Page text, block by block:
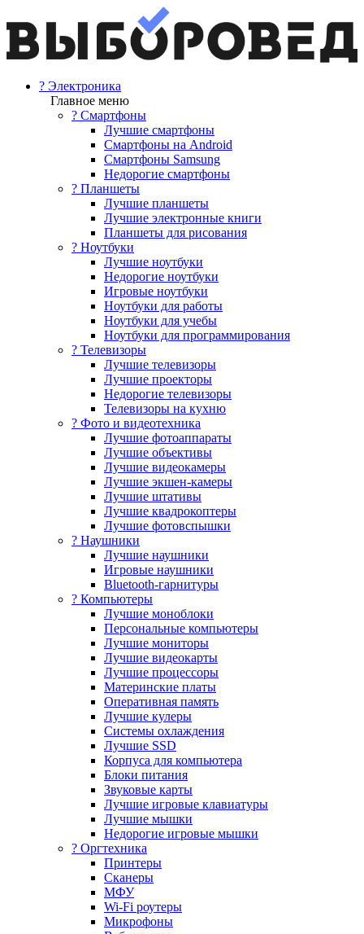
? Электроника
Главное меню
? Смартфоны
Лучшие смартфоны
Смартфоны на Android
Смартфоны Samsung
Недорогие смартфоны
? Планшеты
Лучшие планшеты
Лучшие электронные книги
Планшеты для рисования
? Ноутбуки
Лучшие ноутбуки
Недорогие ноутбуки
Игровые ноутбуки
Ноутбуки для работы
Ноутбуки для учебы
Ноутбуки для программирования
? Телевизоры
Лучшие телевизоры
Лучшие проекторы
Недорогие телевизоры
Телевизоры на кухню
? Фото и видеотехника
Лучшие фотоаппараты
Лучшие объективы
Лучшие видеокамеры
Лучшие экшен-камеры
Лучшие штативы
Лучшие квадрокоптеры
Лучшие фотовспышки
? Наушники
Лучшие наушники
Игровые наушники
Bluetooth-гарнитуры
?️ Компьютеры
Лучшие моноблоки
Персональные компьютеры
Лучшие мониторы
Лучшие видеокарты
Лучшие процессоры
Материнские платы
Оперативная память
Лучшие кулеры
Системы охлаждения
Лучшие SSD
Корпуса для компьютера
Блоки питания
Звуковые карты
Лучшие игровые клавиатуры
Лучшие мышки
Недорогие игровые мышки
?️ Оргтехника
Принтеры
Сканеры
МФУ
Wi-Fi роутеры
Микрофоны